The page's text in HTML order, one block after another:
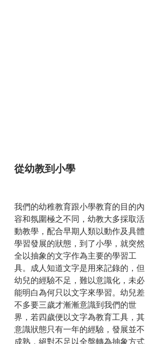
從幼教到小學
我們的幼稚教育跟小學教育的目的內
容和氛圍極之不同，幼教大多採取活
動教學，配合早期人類以動作及具體
學習發展的狀態，到了小學，就突然
全以抽象的文字作為主要的學習工
具。成人知道文字是用來記錄的，但
幼兒的經驗不足，難以意識化，未必
能明白為何只以文字來學習。幼兒差
不多要三歲才漸漸意識到我們的世
界，若四歲便以文字為教育工具，其
意識狀態只有一年的經驗，發展並不
成熟，絕對不足以全盤轉為抽象方式